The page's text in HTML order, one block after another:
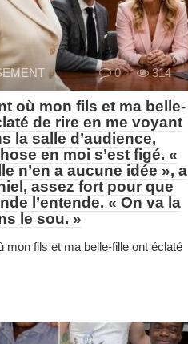
0 314
où mon fils et ma belle-
de rire en me voyant
la salle d’audience,
en moi s’est figé. «
n’en a aucune idée », a
assez fort pour que
l’entende. « On va la
le sou. »
mon fils et ma belle-fille ont éclaté